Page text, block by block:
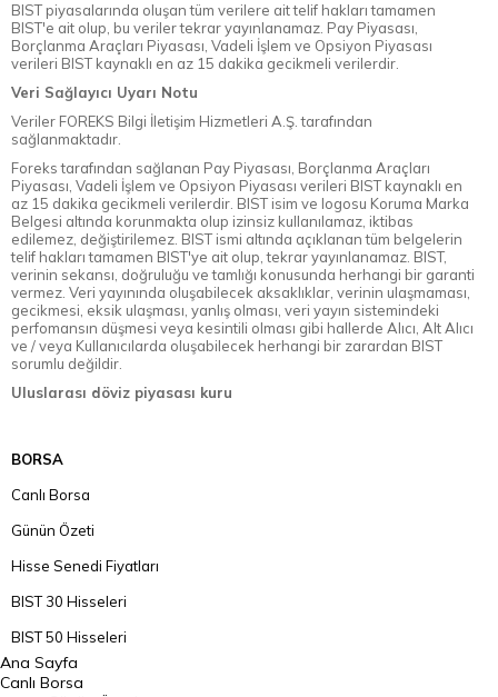
BIST piyasalarında oluşan tüm verilere ait telif hakları tamamen
BIST'e ait olup, bu veriler tekrar yayınlanamaz. Pay Piyasası,
Borçlanma Araçları Piyasası, Vadeli İşlem ve Opsiyon Piyasası
verileri BIST kaynaklı en az 15 dakika gecikmeli verilerdir.
Veri Sağlayıcı Uyarı Notu
Veriler FOREKS Bilgi İletişim Hizmetleri A.Ş. tarafından
sağlanmaktadır.
Foreks tarafından sağlanan Pay Piyasası, Borçlanma Araçları
Piyasası, Vadeli İşlem ve Opsiyon Piyasası verileri BIST kaynaklı en
az 15 dakika gecikmeli verilerdir. BIST isim ve logosu Koruma Marka
Belgesi altında korunmakta olup izinsiz kullanılamaz, iktibas
edilemez, değiştirilemez. BIST ismi altında açıklanan tüm belgelerin
telif hakları tamamen BIST'ye ait olup, tekrar yayınlanamaz. BIST,
verinin sekansı, doğruluğu ve tamlığı konusunda herhangi bir garanti
vermez. Veri yayınında oluşabilecek aksaklıklar, verinin ulaşmaması,
gecikmesi, eksik ulaşması, yanlış olması, veri yayın sistemindeki
perfomansın düşmesi veya kesintili olması gibi hallerde Alıcı, Alt Alıcı
ve / veya Kullanıcılarda oluşabilecek herhangi bir zarardan BIST
sorumlu değildir.
Uluslarası döviz piyasası kuru
BORSA
Canlı Borsa
Günün Özeti
Hisse Senedi Fiyatları
BIST 30 Hisseleri
BIST 50 Hisseleri
BIST 100 Hisseleri
Ana Sayfa
Canlı Borsa